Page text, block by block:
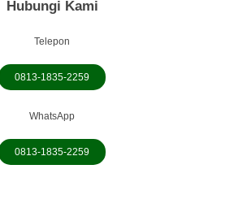
Hubungi Kami
Telepon
0813-1835-2259
WhatsApp
0813-1835-2259